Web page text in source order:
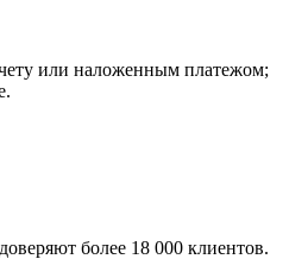
или наложенным платежом;
более 18 000 клиентов.